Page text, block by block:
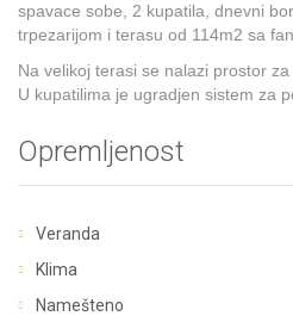
spavace sobe, 2 kupatila, dnevni
trpezarijom i terasu od 114m2 sa
Na velikoj terasi se nalazi prostor
U kupatilima je ugradjen sistem za
Opremljenost
Veranda
Klima
Namešteno